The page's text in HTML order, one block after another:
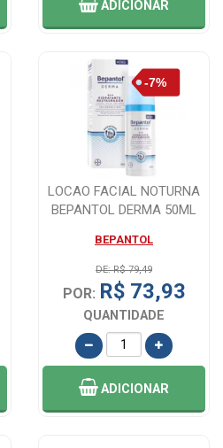
ADICIONAR
LOCAO FACIAL NOTURNA
BEPANTOL DERMA 50ML
BEPANTOL
DE: R$ 79,49
POR: R$ 73,93
QUANTIDADE
ADICIONAR